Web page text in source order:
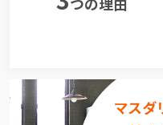
つの理由